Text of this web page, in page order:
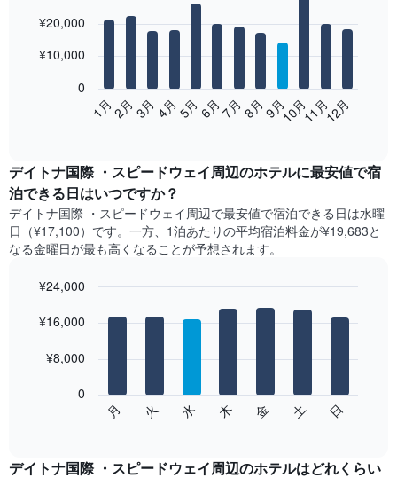
chart
12
月
ご
と
の
客
室
平
料
表
graphic.
1月2月3月4月5月6月7月8月9月10月11月12月
0
¥10,000
¥20,000
デイトナ国際 ・スピードウェイ​周辺の​ホテル​に最安値で宿
泊できる日はいつですか？
デイトナ国際 ・スピードウェイ​周辺で最安値で宿泊できる日は水曜
日​（¥17,100）です。一方、1泊あたりの平均宿泊料金が¥19,683と
なる金曜日​が最も高くなることが予想されます。
chart
bars.
ー
graphic.
月 火 水 木 金 土 日
0
¥8,000
¥16,000
¥24,000
デイトナ国際 ・スピードウェイ周辺のホテル​はどれくらい